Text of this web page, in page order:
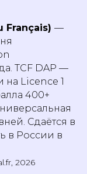
Français) —
TCF DAP —
на Licence 1
400+
Сдаётся в
в России в
2026